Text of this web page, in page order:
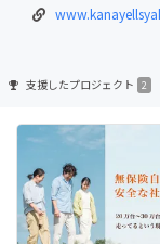
支援したプロジェクト 2